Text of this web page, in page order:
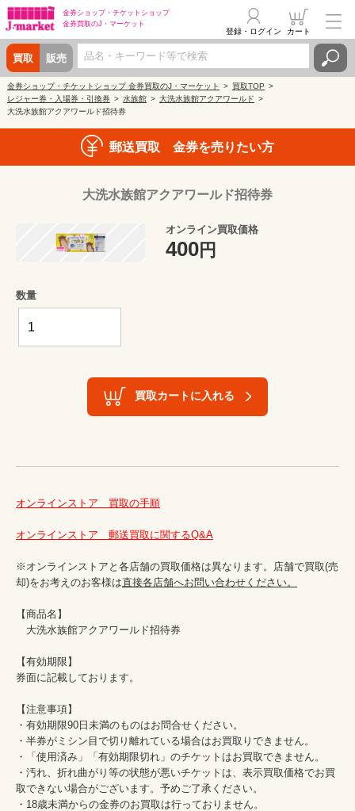
金券ショップ・ チケットショップ
金券買取のJ・マーケット
買取 販売
登録・ログイン カート
金券ショップ・チケットショップ 金券買取のJ・マーケット
買取TOP
レジャー券・入場券・引換券
水族館
大洗水族館アクアワールド
大洗水族館アクアワールド招待券
郵送買取 金券を売りたい方
大洗水族館アクアワールド招待券
オンライン買取価格
400円
数量
買取カートに入れる
オンラインストア　買取の手順
オンラインストア　郵送買取に関するQ&A
※オンラインストアと各店舗の買取価格は異なります。店舗で買取(売
却)をお考えのお客様は直接各店舗へお問い合わせください。
【商品名】
大洗水族館アクアワールド招待券
【有効期限】
券面に記載しております。
【注意事項】
・有効期限90日未満のものはお問合せください。
・半券がミシン目で切り離れている場合はお買取りできません。
・「使用済み」「有効期限切れ」のチケットはお買取できません。
・汚れ、折れ曲がり等の状態が悪いチケットは、表示買取価格でお買
取できない場合がございます。予めご了承ください。
・18歳未満からの金券のお買取は行っておりません。